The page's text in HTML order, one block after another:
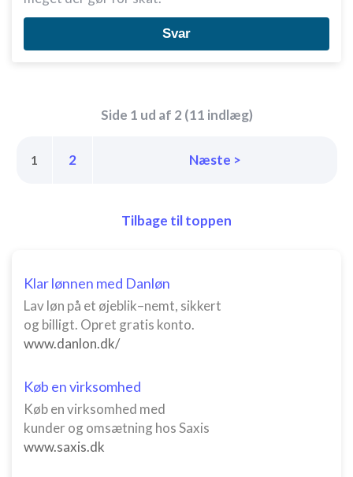
Svar
Side 1 ud af 2 (11 indlæg)
1 2 Næste >
Tilbage til toppen
Klar lønnen med Danløn
Lav løn på et øjeblik–nemt, sikkert
og billigt. Opret gratis konto.
www.danlon.dk/
Køb en virksomhed
Køb en virksomhed med
kunder og omsætning hos Saxis
www.saxis.dk